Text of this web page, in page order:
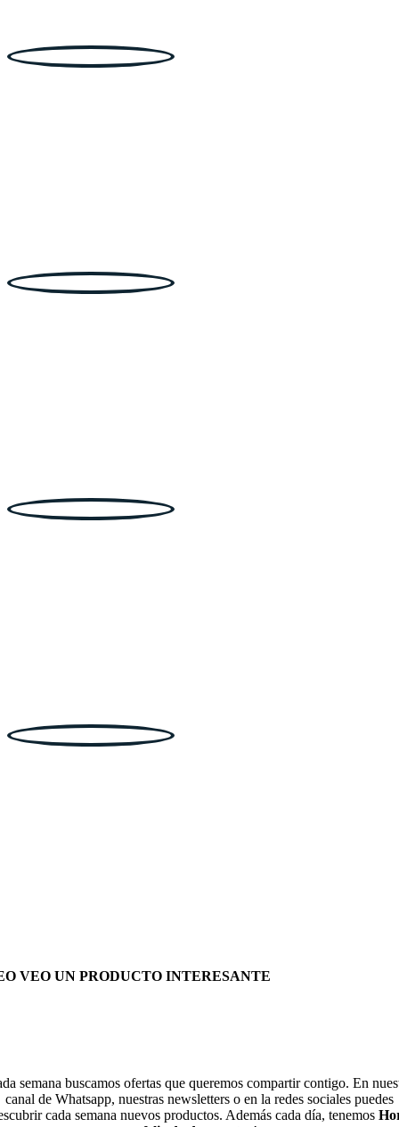
VEO UN PRODUCTO INTERESANTE
semana buscamos ofertas que queremos compartir contigo. En
canal de Whatsapp, nuestras newsletters o en la redes sociales puedes
cada semana nuevos productos. Además cada día, tenemos